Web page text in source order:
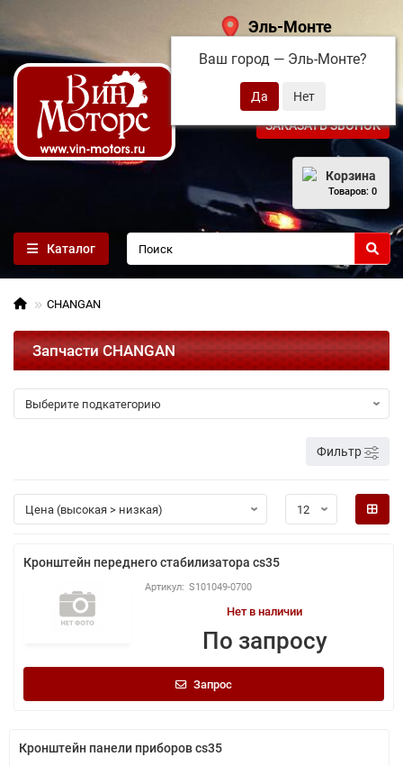
Эль-Монте
Ваш город — Эль-Монте?
+7 (495) 108-68-71
ЗАКАЗАТЬ ЗВОНОК
Корзина
Товаров: 0
Каталог
CHANGAN
Запчасти CHANGAN
Фильтр
Кронштейн переднего стабилизатора cs35
S101049-0700
Нет в наличии
По запросу
Запрос
Кронштейн панели приборов cs35